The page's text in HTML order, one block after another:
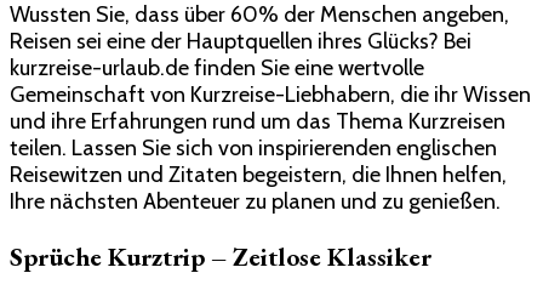
Wussten Sie, dass über 60% der Menschen angeben,
Reisen sei eine der Hauptquellen ihres Glücks? Bei
kurzreise-urlaub.de finden Sie eine wertvolle
Gemeinschaft von Kurzreise-Liebhabern, die ihr Wissen
und ihre Erfahrungen rund um das Thema Kurzreisen
teilen. Lassen Sie sich von inspirierenden englischen
Reisewitzen und Zitaten begeistern, die Ihnen helfen,
Ihre nächsten Abenteuer zu planen und zu genießen.
Sprüche Kurztrip – Zeitlose Klassiker